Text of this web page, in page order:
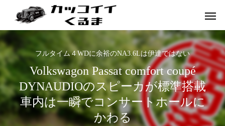
フルタイム４WDに余裕のNA3.6Lは伊達ではない
Volkswagon Passat comfort coupé
DYNAUDIOのスピーカが標準搭載
車内は一瞬でコンサートホールに
かわる